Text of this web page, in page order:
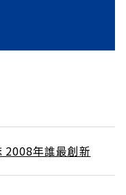
年誰最創新